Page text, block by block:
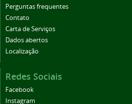
Perguntas frequentes
Contato
Carta de Serviços
Dados abertos
Localização
Redes Sociais
Facebook
Instagram